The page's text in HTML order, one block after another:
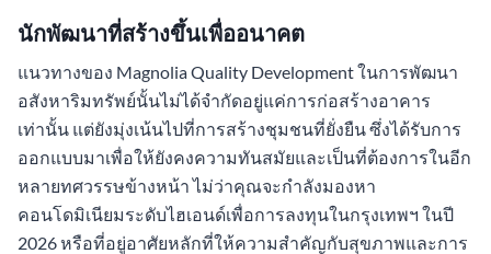
นักพัฒนาที่สร้างขึ้นเพื่ออนาคต
แนวทางของ Magnolia Quality Development ในการพัฒนา
อสังหาริมทรัพย์นั้นไม่ได้จำกัดอยู่แค่การก่อสร้างอาคาร
เท่านั้น แต่ยังมุ่งเน้นไปที่การสร้างชุมชนที่ยั่งยืน ซึ่งได้รับการ
ออกแบบมาเพื่อให้ยังคงความทันสมัยและเป็นที่ต้องการในอีก
หลายทศวรรษข้างหน้า ไม่ว่าคุณจะกำลังมองหา
คอนโดมิเนียมระดับไฮเอนด์เพื่อการลงทุนในกรุงเทพฯ ในปี
2026 หรือที่อยู่อาศัยหลักที่ให้ความสำคัญกับสุขภาพและการ